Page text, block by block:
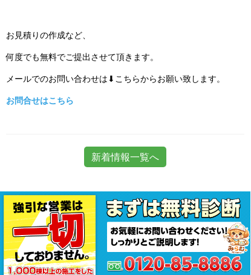
お見積りの作成など、
何度でも無料でご提出させて頂きます。
メールでのお問い合わせは⬇こちらからお願い致します。
お問合せはこちら
新着情報一覧へ